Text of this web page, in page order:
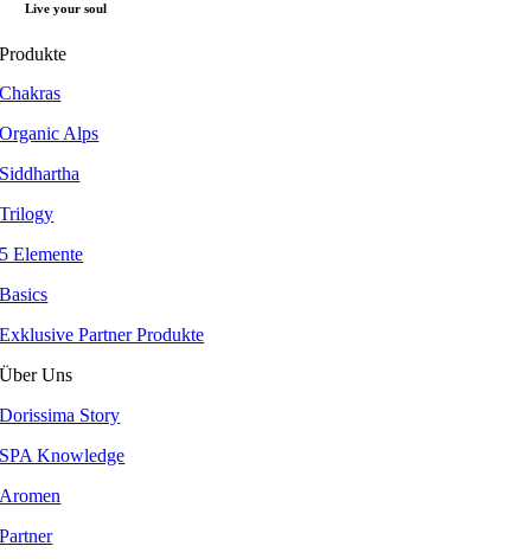
Live your soul
Produkte
Chakras
Organic Alps
Siddhartha
Trilogy
5 Elemente
Basics
Exklusive Partner Produkte
Über Uns
Dorissima Story
SPA Knowledge
Aromen
Partner